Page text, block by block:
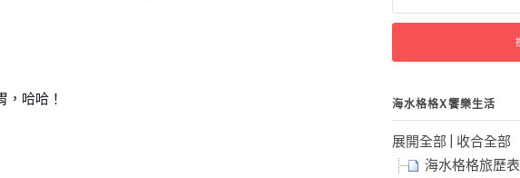
，哈哈！
關
字:
海水格格X饗樂生活
展開全部
收合全部
海水格格旅歷表